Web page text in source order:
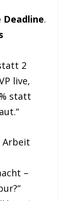
Deadline.
2
live,
statt
Arbeit
–